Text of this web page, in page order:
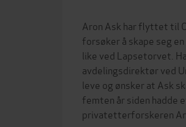
Aron Ask har flyttet til
forsøker å skape seg
like ved Lapsetorvet.
avdelingsdirektør ved
leve og ønsker at Ask
femten år siden hadde